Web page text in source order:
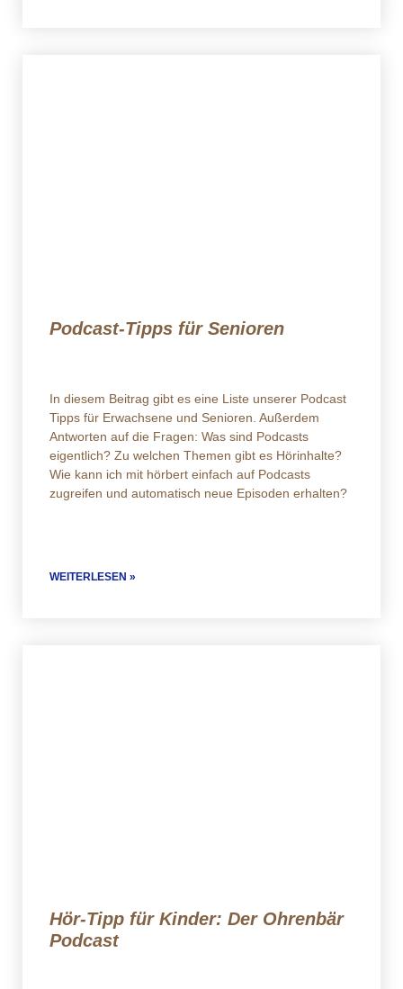
Podcast-Tipps für Senioren
In diesem Beitrag gibt es eine Liste unserer Podcast
Tipps für Erwachsene und Senioren. Außerdem
Antworten auf die Fragen: Was sind Podcasts
eigentlich? Zu welchen Themen gibt es Hörinhalte?
Wie kann ich mit hörbert einfach auf Podcasts
zugreifen und automatisch neue Episoden erhalten?
WEITERLESEN »
Hör-Tipp für Kinder: Der Ohrenbär
Podcast